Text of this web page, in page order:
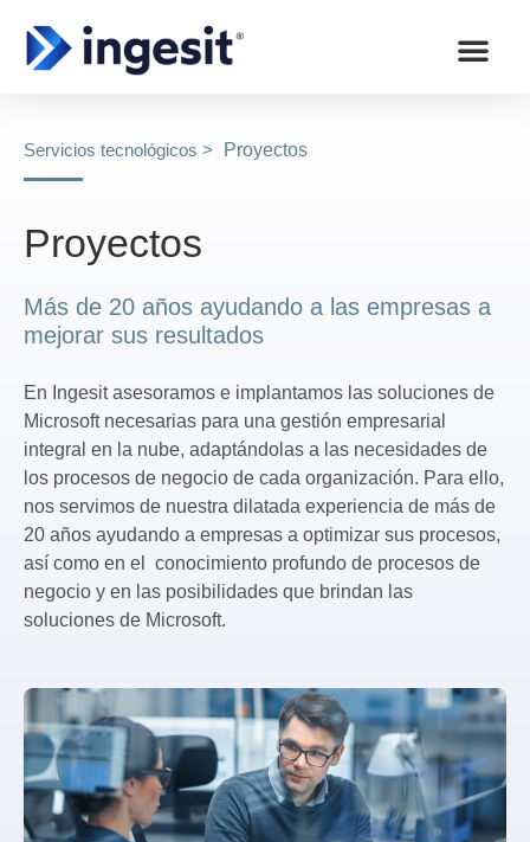
Servicios tecnológicos > Proyectos
Proyectos
Más de 20 años ayudando a las empresas a
mejorar sus resultados
En Ingesit asesoramos e implantamos las soluciones de
Microsoft necesarias para una gestión empresarial
integral en la nube, adaptándolas a las necesidades de
los procesos de negocio de cada organización. Para ello,
nos servimos de nuestra dilatada experiencia de más de
20 años ayudando a empresas a optimizar sus procesos,
así como en el conocimiento profundo de procesos de
negocio y en las posibilidades que brindan las
soluciones de Microsoft.